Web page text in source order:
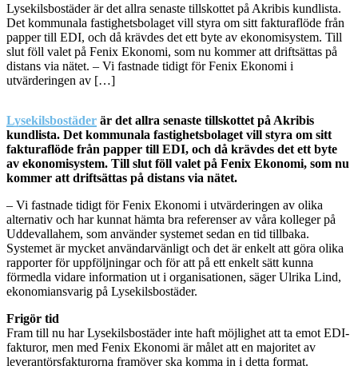
Lysekilsbostäder är det allra senaste tillskottet på Akribis kundlista.
Det kommunala fastighetsbolaget vill styra om sitt fakturaflöde från
papper till EDI, och då krävdes det ett byte av ekonomisystem. Till
slut föll valet på Fenix Ekonomi, som nu kommer att driftsättas på
distans via nätet. – Vi fastnade tidigt för Fenix Ekonomi i
utvärderingen av […]
Lysekilsbostäder är det allra senaste tillskottet på Akribis
kundlista. Det kommunala fastighetsbolaget vill styra om sitt
fakturaflöde från papper till EDI, och då krävdes det ett byte
av ekonomisystem. Till slut föll valet på Fenix Ekonomi, som nu
kommer att driftsättas på distans via nätet.
– Vi fastnade tidigt för Fenix Ekonomi i utvärderingen av olika
alternativ och har kunnat hämta bra referenser av våra kolleger på
Uddevallahem, som använder systemet sedan en tid tillbaka.
Systemet är mycket användarvänligt och det är enkelt att göra olika
rapporter för uppföljningar och för att på ett enkelt sätt kunna
förmedla vidare information ut i organisationen, säger Ulrika Lind,
ekonomiansvarig på Lysekilsbostäder.
Frigör tid
Fram till nu har Lysekilsbostäder inte haft möjlighet att ta emot EDI-
fakturor, men med Fenix Ekonomi är målet att en majoritet av
leverantörsfakturorna framöver ska komma in i detta format.